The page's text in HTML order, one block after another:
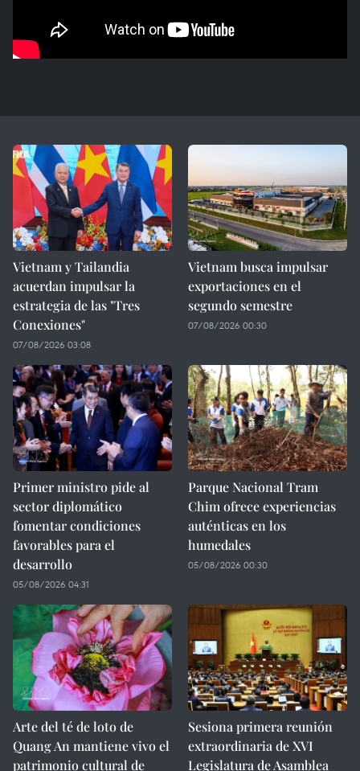
Vietnam y Tailandia
acuerdan impulsar la
estrategia de las "Tres
Conexiones"
07/08/2026 03:08
Vietnam busca impulsar
exportaciones en el
segundo semestre
07/08/2026 00:30
Primer ministro pide al
sector diplomático
fomentar condiciones
favorables para el
desarrollo
05/08/2026 04:31
Parque Nacional Tram
Chim ofrece experiencias
auténticas en los
humedales
05/08/2026 00:30
Arte del té de loto de
Quang An mantiene vivo el
patrimonio cultural de
Sesiona primera reunión
extraordinaria de XVI
Legislatura de Asamblea